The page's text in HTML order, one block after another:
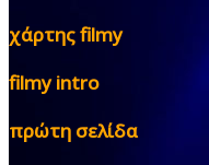
χάρτης filmy
filmy intro
πρώτη σελίδα